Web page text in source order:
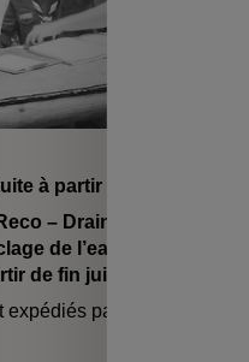
à partir de 35€
– Drain pour évier de
de l’eau ne pourront
de fin juin / début juillet.
expédiés par